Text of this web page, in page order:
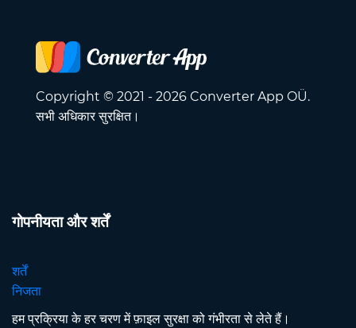
Copyright © 2021 - 2026 Converter App OÜ.
सभी अधिकार सुरक्षित।
गोपनीयता और शर्तें
शर्तें
निजता
हम प्रक्रिया के हर चरण में फ़ाइल सुरक्षा को गंभीरता से लेते हैं।